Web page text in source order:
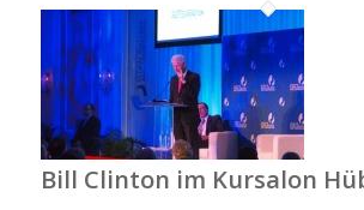
Bill Clinton im Kursalon